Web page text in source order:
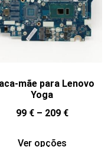
mãe para Lenovo
Yoga
99 € – 209 €
Ver opções